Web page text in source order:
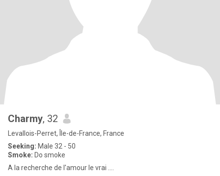
Charmy, 32
Levallois-Perret, Île-de-France, France
Seeking: Male 32 - 50
Smoke: Do smoke
A la recherche de l'amour le vrai ....